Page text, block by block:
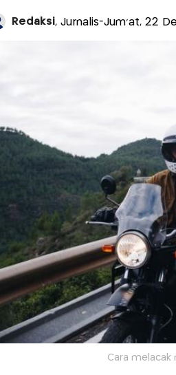
Redaksi, Jurnalis-Jum'at, 22
Cara melacak